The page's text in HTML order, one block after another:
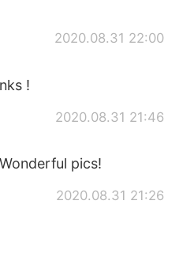
2020.08.31 22:00
!
2020.08.31 21:46
pics!
2020.08.31 21:26